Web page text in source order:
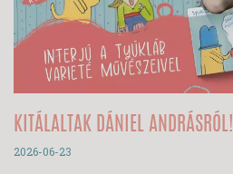
KITÁLALTAK DÁNIEL ANDRÁSRÓL!
2026-06-23